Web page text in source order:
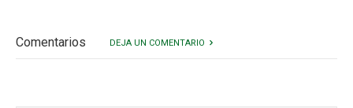
Comentarios DEJA UN COMENTARIO